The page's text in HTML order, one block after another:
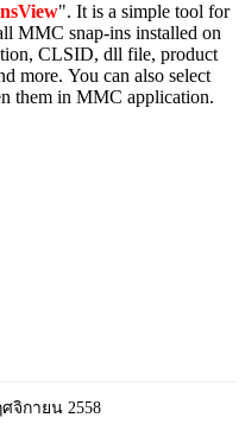
". It is a simple tool for
MMC snap-ins installed on
CLSID, dll file, product
more. You can also select
them in MMC application.
จิกายน 2558